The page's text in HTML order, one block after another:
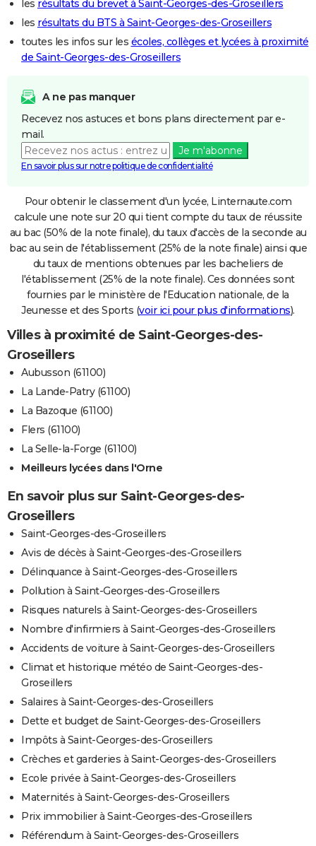
les résultats du brevet à Saint-Georges-des-Groseillers
les résultats du BTS à Saint-Georges-des-Groseillers
toutes les infos sur les écoles, collèges et lycées à proximité
de Saint-Georges-des-Groseillers
A ne pas manquer
Recevez nos astuces et bons plans directement par e-
mail.
Je m'abonne
En savoir plus sur notre politique de confidentialité
Pour obtenir le classement d'un lycée, Linternaute.com
calcule une note sur 20 qui tient compte du taux de réussite
au bac (50% de la note finale), du taux d'accès de la seconde au
bac au sein de l'établissement (25% de la note finale) ainsi que
du taux de mentions obtenues par les bacheliers de
l'établissement (25% de la note finale). Ces données sont
fournies par le ministère de l'Education nationale, de la
Jeunesse et des Sports (voir ici pour plus d'informations).
Villes à proximité de Saint-Georges-des-
Groseillers
Aubusson (61100)
La Lande-Patry (61100)
La Bazoque (61100)
Flers (61100)
La Selle-la-Forge (61100)
Meilleurs lycées dans l'Orne
En savoir plus sur Saint-Georges-des-
Groseillers
Saint-Georges-des-Groseillers
Avis de décès à Saint-Georges-des-Groseillers
Délinquance à Saint-Georges-des-Groseillers
Pollution à Saint-Georges-des-Groseillers
Risques naturels à Saint-Georges-des-Groseillers
Nombre d'infirmiers à Saint-Georges-des-Groseillers
Accidents de voiture à Saint-Georges-des-Groseillers
Climat et historique météo de Saint-Georges-des-
Groseillers
Salaires à Saint-Georges-des-Groseillers
Dette et budget de Saint-Georges-des-Groseillers
Impôts à Saint-Georges-des-Groseillers
Crèches et garderies à Saint-Georges-des-Groseillers
Ecole privée à Saint-Georges-des-Groseillers
Maternités à Saint-Georges-des-Groseillers
Prix immobilier à Saint-Georges-des-Groseillers
Référendum à Saint-Georges-des-Groseillers